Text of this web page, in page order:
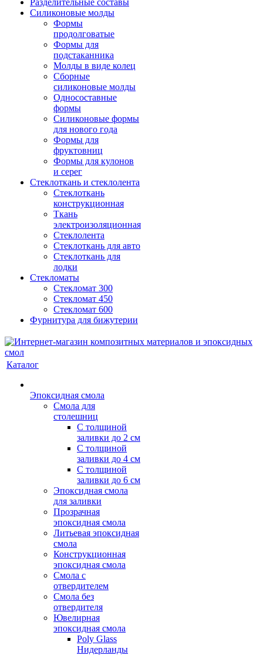
Разделительные составы
Силиконовые молды
Формы
продолговатые
Формы для
подстаканника
Молды в виде колец
Сборные
силиконовые молды
Односоставные
формы
Силиконовые формы
для нового года
Формы для
фруктовниц
Формы для кулонов
и серег
Стеклоткань и стеклолента
Стеклоткань
конструкционная
Ткань
электроизоляционная
Стеклолента
Стеклоткань для авто
Стеклоткань для
лодки
Стекломаты
Стекломат 300
Стекломат 450
Стекломат 600
Фурнитура для бижутерии
Каталог
Эпоксидная смола
Смола для
столешниц
С толщиной
заливки до 2 см
С толщиной
заливки до 4 см
С толщиной
заливки до 6 см
Эпоксидная смола
для заливки
Прозрачная
эпоксидная смола
Литьевая эпоксидная
смола
Конструкционная
эпоксидная смола
Смола с
отвердителем
Смола без
отвердителя
Ювелирная
эпоксидная смола
Poly Glass
Нидерланды